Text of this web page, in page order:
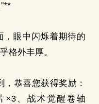
眼中闪烁着期待的
格外丰厚。
恭喜您获得奖励：
×3、战术觉醒卷轴